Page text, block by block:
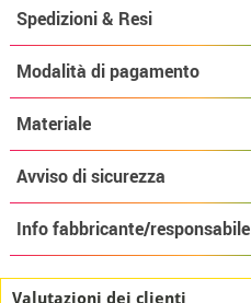
Spedizioni & Resi
Modalità di pagamento
Materiale
Avviso di sicurezza
Info fabbricante/responsabile
Valutazioni dei clienti